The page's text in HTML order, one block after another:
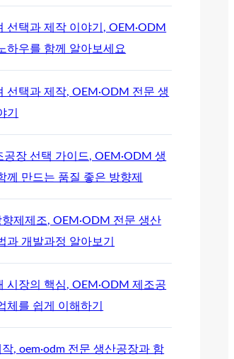
선택과 제작 이야기, OEM·ODM
하우를 함께 알아보세요
선택과 제작, OEM·ODM 전문 생
기
공장 선택 가이드, OEM·ODM 생
께 만드는 품질 좋은 방향제
제제조, OEM·ODM 전문 생산
과 개발과정 알아보기
시장의 핵심, OEM·ODM 제조공
체를 쉽게 이해하기
, oem·odm 전문 생산공장과 함